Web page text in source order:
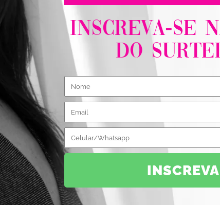
INSCREVA-SE
do